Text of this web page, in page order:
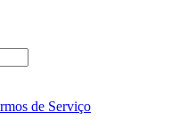
de Serviço